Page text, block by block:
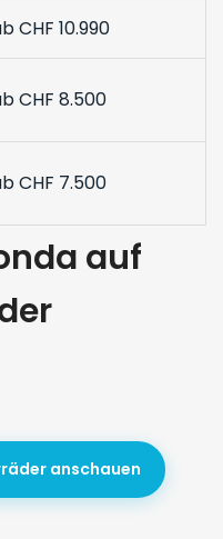
CHF 10.990
CHF 8.500
CHF 7.500
auf
anschauen